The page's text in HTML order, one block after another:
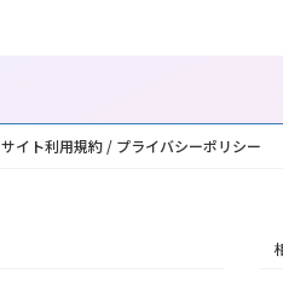
サイト利用規約 / プライバシーポリシー